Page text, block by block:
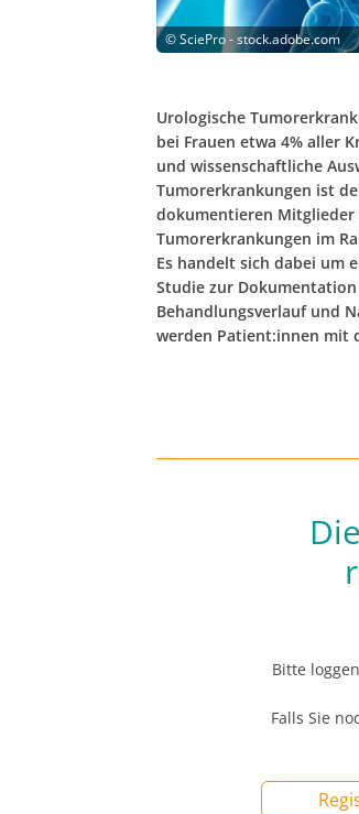
©SciePro - stock.adobe.com
Urologische
bei Frauen etwa 4% aller
und wissenschaftliche
Tumorerkrankungen ist
dokumentieren Mitglieder
Tumorerkrankungen im
Es handelt sich dabei um
Studie zur
Behandlungsverlauf und
werden Patient:innen mit
Bitte
Falls Sie